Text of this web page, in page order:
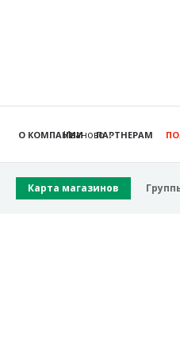
Иваново
О КОМПАНИИ ПАРТНЕРАМ
Карта магазинов